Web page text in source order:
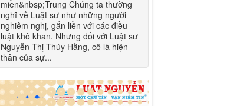
miền&nbsp;Trung Chúng ta thường
nghĩ về Luật sư như những người
nghiêm nghị, gắn liền với các điều
luật khô khan. Nhưng đối với Luật sư
Nguyễn Thị Thúy Hằng, cô là hiện
thân của sự...